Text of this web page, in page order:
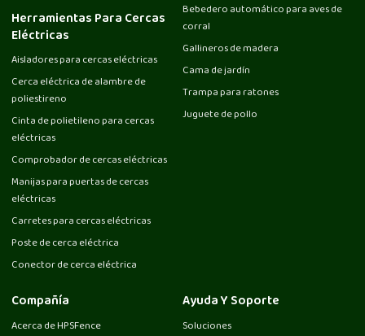
Herramientas Para Cercas
Eléctricas
Aisladores para cercas eléctricas
Cerca eléctrica de alambre de
poliestireno
Cinta de polietileno para cercas
eléctricas
Comprobador de cercas eléctricas
Manijas para puertas de cercas
eléctricas
Carretes para cercas eléctricas
Poste de cerca eléctrica
Conector de cerca eléctrica
Bebedero automático para aves de
corral
Gallineros de madera
Cama de jardín
Trampa para ratones
Juguete de pollo
Compañía
Acerca de HPSFence
Ayuda Y Soporte
Soluciones